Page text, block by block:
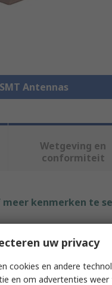
Antennas
Wetgeving en
conformiteit
kenmerken te
uw privacy
cookies en andere
en om advertenties